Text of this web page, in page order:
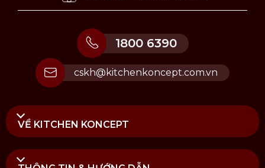
1800 6390
cskh@kitchenkoncept.com.vn
VỀ KITCHEN KONCEPT